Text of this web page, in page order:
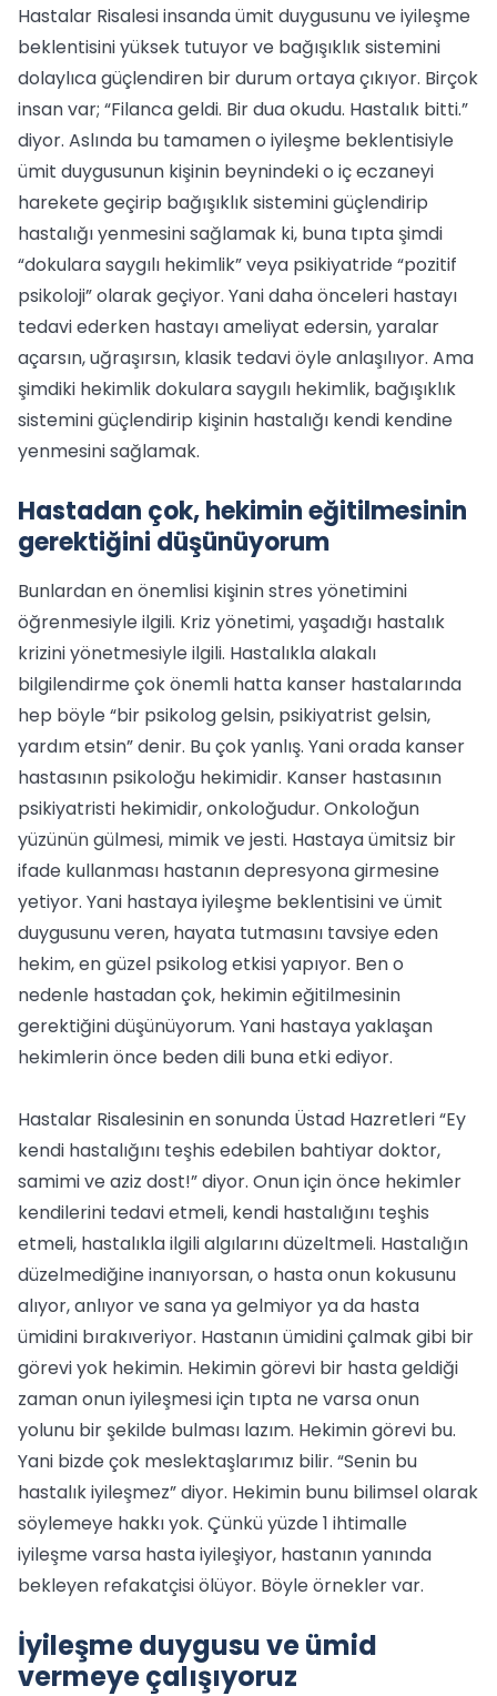
Hastalar Risalesi insanda ümit duygusunu ve iyileşme
beklentisini yüksek tutuyor ve bağışıklık sistemini
dolaylıca güçlendiren bir durum ortaya çıkıyor. Birçok
insan var; “Filanca geldi. Bir dua okudu. Hastalık bitti.”
diyor. Aslında bu tamamen o iyileşme beklentisiyle
ümit duygusunun kişinin beynindeki o iç eczaneyi
harekete geçirip bağışıklık sistemini güçlendirip
hastalığı yenmesini sağlamak ki, buna tıpta şimdi
“dokulara saygılı hekimlik” veya psikiyatride “pozitif
psikoloji” olarak geçiyor. Yani daha önceleri hastayı
tedavi ederken hastayı ameliyat edersin, yaralar
açarsın, uğraşırsın, klasik tedavi öyle anlaşılıyor. Ama
şimdiki hekimlik dokulara saygılı hekimlik, bağışıklık
sistemini güçlendirip kişinin hastalığı kendi kendine
yenmesini sağlamak.
Hastadan çok, hekimin eğitilmesinin
gerektiğini düşünüyorum
Bunlardan en önemlisi kişinin stres yönetimini
öğrenmesiyle ilgili. Kriz yönetimi, yaşadığı hastalık
krizini yönetmesiyle ilgili. Hastalıkla alakalı
bilgilendirme çok önemli hatta kanser hastalarında
hep böyle “bir psikolog gelsin, psikiyatrist gelsin,
yardım etsin” denir. Bu çok yanlış. Yani orada kanser
hastasının psikoloğu hekimidir. Kanser hastasının
psikiyatristi hekimidir, onkoloğudur. Onkoloğun
yüzünün gülmesi, mimik ve jesti. Hastaya ümitsiz bir
ifade kullanması hastanın depresyona girmesine
yetiyor. Yani hastaya iyileşme beklentisini ve ümit
duygusunu veren, hayata tutmasını tavsiye eden
hekim, en güzel psikolog etkisi yapıyor. Ben o
nedenle hastadan çok, hekimin eğitilmesinin
gerektiğini düşünüyorum. Yani hastaya yaklaşan
hekimlerin önce beden dili buna etki ediyor.
Hastalar Risalesinin en sonunda Üstad Hazretleri “Ey
kendi hastalığını teşhis edebilen bahtiyar doktor,
samimi ve aziz dost!” diyor. Onun için önce hekimler
kendilerini tedavi etmeli, kendi hastalığını teşhis
etmeli, hastalıkla ilgili algılarını düzeltmeli. Hastalığın
düzelmediğine inanıyorsan, o hasta onun kokusunu
alıyor, anlıyor ve sana ya gelmiyor ya da hasta
ümidini bırakıveriyor. Hastanın ümidini çalmak gibi bir
görevi yok hekimin. Hekimin görevi bir hasta geldiği
zaman onun iyileşmesi için tıpta ne varsa onun
yolunu bir şekilde bulması lazım. Hekimin görevi bu.
Yani bizde çok meslektaşlarımız bilir. “Senin bu
hastalık iyileşmez” diyor. Hekimin bunu bilimsel olarak
söylemeye hakkı yok. Çünkü yüzde 1 ihtimalle
iyileşme varsa hasta iyileşiyor, hastanın yanında
bekleyen refakatçisi ölüyor. Böyle örnekler var.
İyileşme duygusu ve ümid
vermeye çalışıyoruz